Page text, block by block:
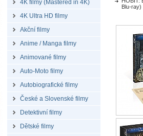
4K filmy (Mastered in 4K)
4K Ultra HD filmy
Akční filmy
Anime / Manga filmy
Animované filmy
Auto-Moto filmy
Autobiografické filmy
České a Slovenské filmy
Detektivní filmy
Dětské filmy
Blu-ray)